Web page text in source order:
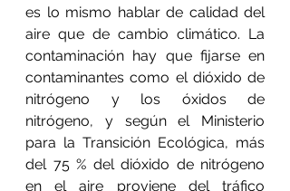
es lo mismo hablar de calidad del
aire que de cambio climático. La
contaminación hay que fijarse en
contaminantes como el dióxido de
nitrógeno y los óxidos de
nitrógeno, y según el Ministerio
para la Transición Ecológica, más
del 75 % del dióxido de nitrógeno
en el aire proviene del tráfico